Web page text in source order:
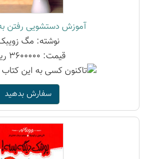
آموزش دستشویی رفتن
نوشته: مگ
قیمت: 3600000 ریال
سفارش بدهید